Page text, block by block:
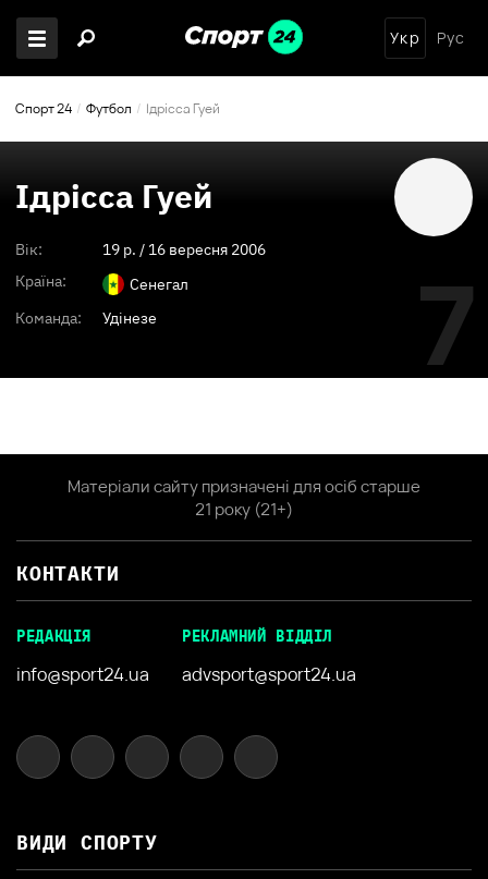
Укр Рус
Спорт 24 Футбол Ідрісса Гуей
Ідрісса Гуей
Вік: 19 p. / 16 вересня 2006
Країна:
Сенегал
Команда:
Удінезе 7
Матеріали сайту призначені для осіб старше
21 року (21+)
КОНТАКТИ
РЕДАКЦІЯ
info@sport24.ua
РЕКЛАМНИЙ ВІДДІЛ
advsport@sport24.ua
ВИДИ СПОРТУ